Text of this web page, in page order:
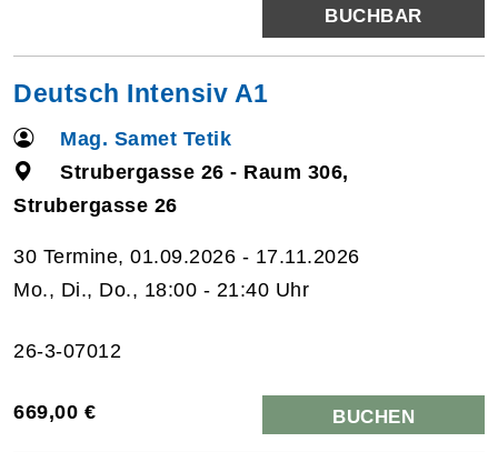
BUCHBAR
Deutsch Intensiv A1
Mag. Samet Tetik
Strubergasse 26 - Raum 306,
Strubergasse 26
30 Termine, 01.09.2026 - 17.11.2026
Mo., Di., Do., 18:00 - 21:40 Uhr
26-3-07012
669,00 € BUCHEN